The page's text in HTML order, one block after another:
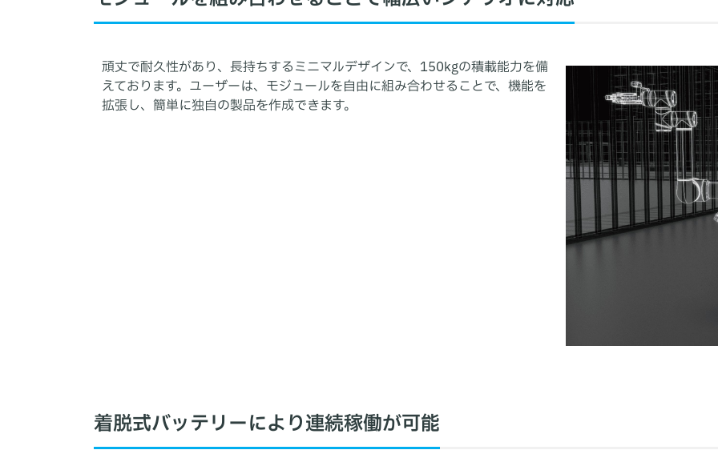
頑丈で耐久性があり、長持ちするミニマルデザインで、150kgの積載能力を備
えております。ユーザーは、モジュールを自由に組み合わせることで、機能を
拡張し、簡単に独自の製品を作成できます。
着脱式バッテリーにより連続稼働が可能